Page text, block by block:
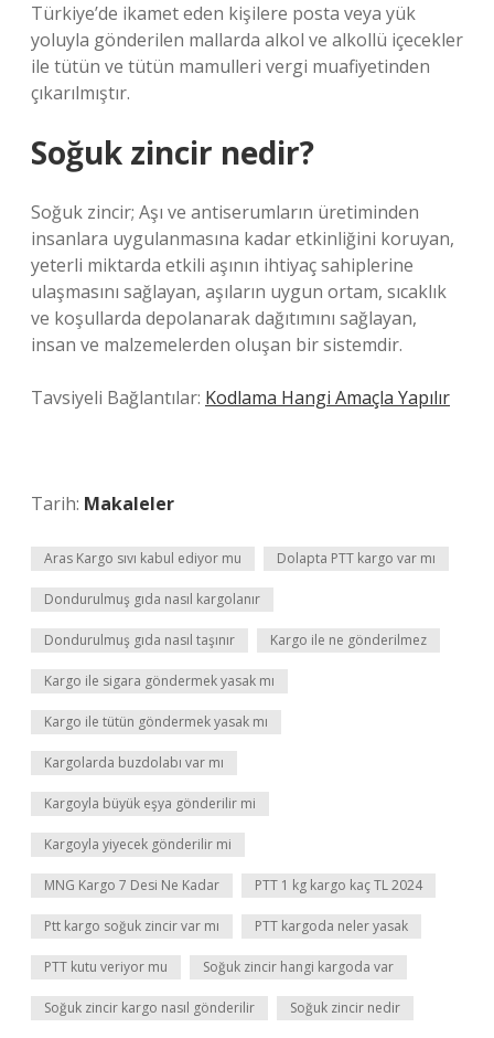
Türkiye’de ikamet eden kişilere posta veya yük
yoluyla gönderilen mallarda alkol ve alkollü içecekler
ile tütün ve tütün mamulleri vergi muafiyetinden
çıkarılmıştır.
Soğuk zincir nedir?
Soğuk zincir; Aşı ve antiserumların üretiminden
insanlara uygulanmasına kadar etkinliğini koruyan,
yeterli miktarda etkili aşının ihtiyaç sahiplerine
ulaşmasını sağlayan, aşıların uygun ortam, sıcaklık
ve koşullarda depolanarak dağıtımını sağlayan,
insan ve malzemelerden oluşan bir sistemdir.
Tavsiyeli Bağlantılar: Kodlama Hangi Amaçla Yapılır
Tarih: Makaleler
Aras Kargo sıvı kabul ediyor mu Dolapta PTT kargo var mı
Dondurulmuş gıda nasıl kargolanır
Dondurulmuş gıda nasıl taşınır Kargo ile ne gönderilmez
Kargo ile sigara göndermek yasak mı
Kargo ile tütün göndermek yasak mı
Kargolarda buzdolabı var mı
Kargoyla büyük eşya gönderilir mi
Kargoyla yiyecek gönderilir mi
MNG Kargo 7 Desi Ne Kadar PTT 1 kg kargo kaç TL 2024
Ptt kargo soğuk zincir var mı PTT kargoda neler yasak
PTT kutu veriyor mu Soğuk zincir hangi kargoda var
Soğuk zincir kargo nasıl gönderilir Soğuk zincir nedir